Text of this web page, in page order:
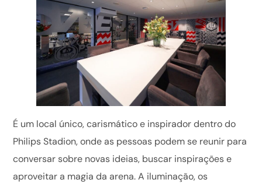
É um local único, carismático e inspirador dentro do
Philips Stadion, onde as pessoas podem se reunir para
conversar sobre novas ideias, buscar inspirações e
aproveitar a magia da arena. A iluminação, os